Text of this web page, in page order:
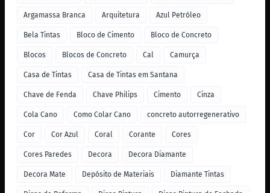
Argamassa Branca Arquitetura Azul Petróleo
Bela Tintas Bloco de Cimento Bloco de Concreto
Blocos Blocos de Concreto Cal Camurça
Casa de Tintas Casa de Tintas em Santana
Chave de Fenda Chave Philips Cimento Cinza
Cola Cano Como Colar Cano concreto autorregenerativo
Cor Cor Azul Coral Corante Cores
Cores Paredes Decora Decora Diamante
Decora Mate Depósito de Materiais Diamante Tintas